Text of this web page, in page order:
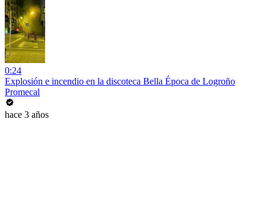
0:24
Explosión e incendio en la discoteca Bella Época de Logroño
Promecal
hace 3 años